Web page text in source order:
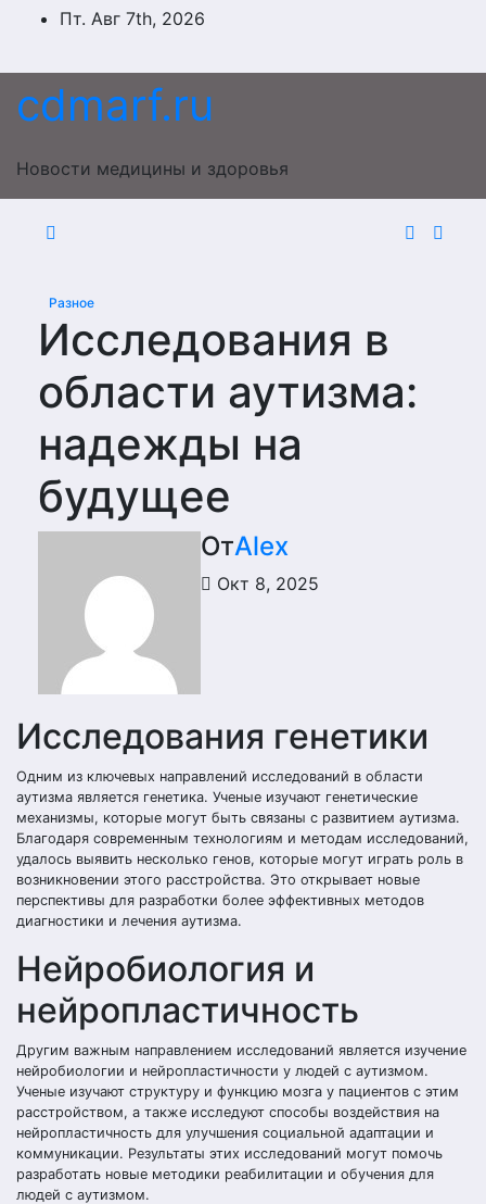
ПерейтиПт. Авг 7th, 2026
cdmarf.ru
Новости медицины и здоровья
Разное
Исследования в
области аутизма:
надежды на
будущее
ОтAlex
Окт 8, 2025
Исследования генетики
Одним из ключевых направлений исследований в области
аутизма является генетика. Ученые изучают генетические
механизмы, которые могут быть связаны с развитием аутизма.
Благодаря современным технологиям и методам исследований,
удалось выявить несколько генов, которые могут играть роль в
возникновении этого расстройства. Это открывает новые
перспективы для разработки более эффективных методов
диагностики и лечения аутизма.
Нейробиология и
нейропластичность
Другим важным направлением исследований является изучение
нейробиологии и нейропластичности у людей с аутизмом.
Ученые изучают структуру и функцию мозга у пациентов с этим
расстройством, а также исследуют способы воздействия на
нейропластичность для улучшения социальной адаптации и
коммуникации. Результаты этих исследований могут помочь
разработать новые методики реабилитации и обучения для
людей с аутизмом.